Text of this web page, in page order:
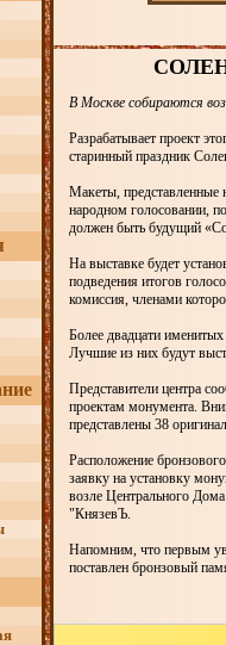
В Москве собираются
Разрабатывает проект
старинный праздник
Макеты, представленные
народном голосовании,
должен быть будущий
На выставке будет
подведения итогов
комиссия, членами
Более двадцати
Лучшие из них будут
Представители центра
проектам монумента.
представлены 38
Расположение
заявку на установку
возле Центрального
"КнязевЪ.
Напомним, что первым
поставлен бронзовый